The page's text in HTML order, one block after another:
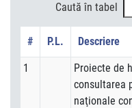
Caută în tabel
# P.L. Descriere
1
Proiecte de
consultarea
naţionale